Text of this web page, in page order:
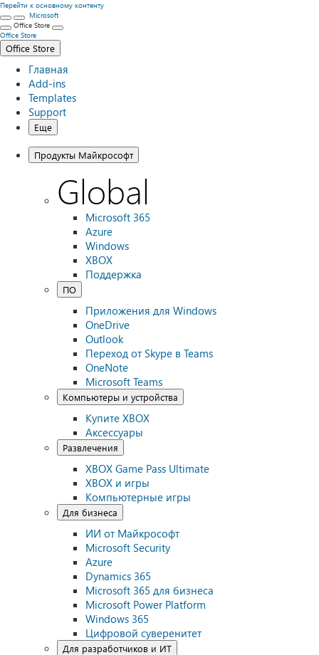
Перейти к основному контенту
Microsoft
Office Store
Office Store
Office Store
Главная
Add-ins
Templates
Support
Еще
Продукты Майкрософт
Global
Microsoft 365
Azure
Windows
XBOX
Поддержка
ПО
Приложения для Windows
OneDrive
Outlook
Переход от Skype в Teams
OneNote
Microsoft Teams
Компьютеры и устройства
Купите XBOX
Аксессуары
Развлечения
XBOX Game Pass Ultimate
XBOX и игры
Компьютерные игры
Для бизнеса
ИИ от Майкрософт
Microsoft Security
Azure
Dynamics 365
Microsoft 365 для бизнеса
Microsoft Power Platform
Windows 365
Цифровой суверенитет
Для разработчиков и ИТ